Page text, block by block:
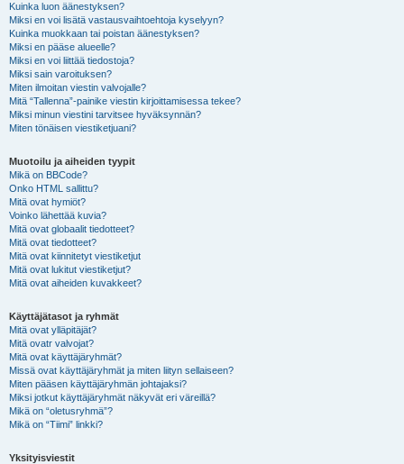
Kuinka luon äänestyksen?
Miksi en voi lisätä vastausvaihtoehtoja kyselyyn?
Kuinka muokkaan tai poistan äänestyksen?
Miksi en pääse alueelle?
Miksi en voi liittää tiedostoja?
Miksi sain varoituksen?
Miten ilmoitan viestin valvojalle?
Mitä “Tallenna”-painike viestin kirjoittamisessa tekee?
Miksi minun viestini tarvitsee hyväksynnän?
Miten tönäisen viestiketjuani?
Muotoilu ja aiheiden tyypit
Mikä on BBCode?
Onko HTML sallittu?
Mitä ovat hymiöt?
Voinko lähettää kuvia?
Mitä ovat globaalit tiedotteet?
Mitä ovat tiedotteet?
Mitä ovat kiinnitetyt viestiketjut
Mitä ovat lukitut viestiketjut?
Mitä ovat aiheiden kuvakkeet?
Käyttäjätasot ja ryhmät
Mitä ovat ylläpitäjät?
Mitä ovatr valvojat?
Mitä ovat käyttäjäryhmät?
Missä ovat käyttäjäryhmät ja miten liityn sellaiseen?
Miten pääsen käyttäjäryhmän johtajaksi?
Miksi jotkut käyttäjäryhmät näkyvät eri väreillä?
Mikä on “oletusryhmä”?
Mikä on “Tiimi” linkki?
Yksityisviestit